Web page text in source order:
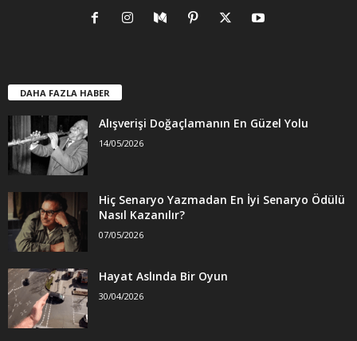
DAHA FAZLA HABER
Alışverişi Doğaçlamanın En Güzel Yolu
14/05/2026
Hiç Senaryo Yazmadan En İyi Senaryo Ödülü
Nasıl Kazanılır?
07/05/2026
Hayat Aslında Bir Oyun
30/04/2026